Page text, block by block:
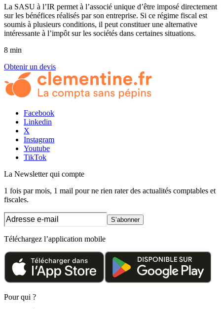
La SASU à l’IR permet à l’associé unique d’être imposé directement
sur les bénéfices réalisés par son entreprise. Si ce régime fiscal est
soumis à plusieurs conditions, il peut constituer une alternative
intéressante à l’impôt sur les sociétés dans certaines situations.
8 min
Obtenir un devis
Facebook
Linkedin
X
Instagram
Youtube
TikTok
La Newsletterqui compte
1 fois par mois, 1 mail pour ne rien rater des actualités comptables et
fiscales.
S’abonner
Téléchargez l’application mobile
Pour qui ?